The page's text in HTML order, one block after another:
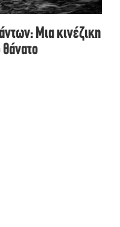
Μια κινέζικη
θάνατο